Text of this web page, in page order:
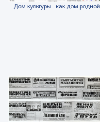
Дом культуры - как дом родной